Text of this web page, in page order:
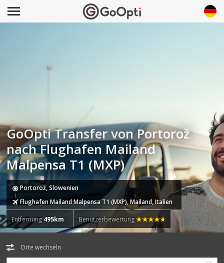
GoOpti Transfer von Portorož
nach Flughafen Mailand
Malpensa T1 (MXP)
Portorož, Slowenien
Flughafen Mailand Malpensa T1 (MXP), Mailand, Italien
Entfernung 495km Benutzerbewertung
Orte wechseln